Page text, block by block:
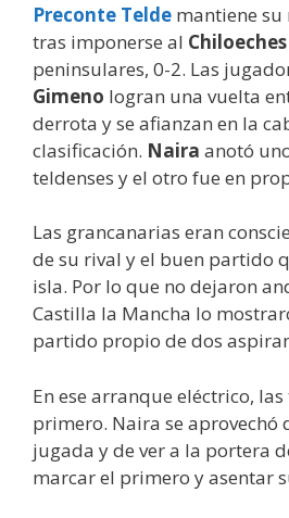
Preconte Telde mantiene su
tras imponerse al Chiloeches
peninsulares, 0-2. Las
Gimeno logran una vuelta
derrota y se afianzan en la
clasificación. Naira anotó
teldenses y el otro fue en
Las grancanarias eran
de su rival y el buen partido
isla. Por lo que no dejaron
Castilla la Mancha lo
partido propio de dos
En ese arranque eléctrico,
primero. Naira se aprovechó
jugada y de ver a la portera
marcar el primero y asentar